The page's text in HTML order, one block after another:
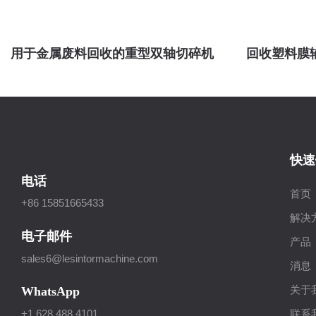
用于金属废料回收的重型双轴切碎机 回收塑料膜
电话
+86 15851665433
电子邮件
sales6@lesintormachine.com
WhatsApp
+1 628 488 4101
快
首页
解决
产品
消息
关于
联系